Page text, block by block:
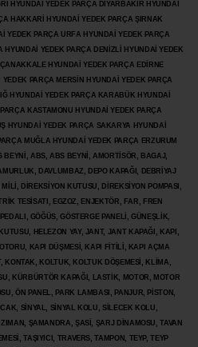
HYUNDAİ YEDEK PARÇA DİYARBAKIR HYUNDAİ
HAKKARİ HYUNDAİ YEDEK PARÇA ŞIRNAK
YEDEK PARÇA URFA HYUNDAİ YEDEK PARÇA
YEDEK PARÇA DENİZLİ HYUNDAİ YEDEK
HYUNDAİ YEDEK PARÇA EDİRNE
PARÇA MERSİN HYUNDAİ YEDEK PARÇA
HYUNDAİ YEDEK PARÇA KARABÜK HYUNDAİ
KASTAMONU HYUNDAİ YEDEK PARÇA
HYUNDAİ YEDEK PARÇA SAKARYA HYUNDAİ
MUĞLA HYUNDAİ YEDEK PARÇA ERZURUM
BEYNİ, ABS, ABS BEYNİ, AMORTİSÖR, BAGAJ,
DAVLUMBAZ, DEPO KAPAĞI, DEBRİYAJ
DİREKSİYON KUTUSU, DİREKSİYON POMPASI,
TESİSATI, EGZOZ, ENJEKTÖR, FAR, FREN
GÖĞÜS, GÖSTERGE PANELİ, GÜNEŞLİK,
HELEZON YAY, JANT, JANT KAPAĞI, KAPI,
KAPI DÜŞMESİ, KAPI FİTİLİ, KAPI AÇMA
KONTAK, KOLTUK, KOLTUK DÖŞEMESİ, KLİMA,
KÜRBÜRTÖR KAPAĞI, LASTİK, MOTOR, MOTOR
ÖN PANEL, PARK LAMBASI, PANJUR, PİSTON,
SİNYAL, SİNYAL KOLU, SİLECEK KOLU,
ŞAMANDRA, ŞASİ, ŞARJ DİNAMOSU, TAVAN
TAŞIYICI, TRAVERS, TAMPON, TEYP, TEYP